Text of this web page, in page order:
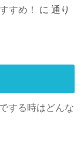
すめ！ に通り
する時はどんな